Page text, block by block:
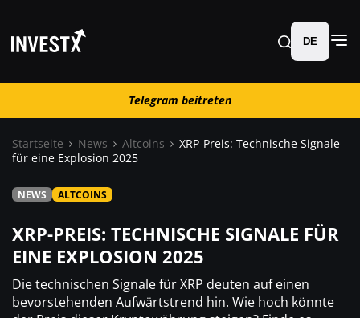
Telegram beitreten
News
Trading
Wo kaufen ?
DE
Telegram beitreten
Startseite News Altcoins
XRP-Preis: Technische Signale
für eine Explosion 2025
NEWS ALTCOINS
XRP-PREIS: TECHNISCHE SIGNALE FÜR
EINE EXPLOSION 2025
Die technischen Signale für XRP deuten auf einen
bevorstehenden Aufwärtstrend hin. Wie hoch könnte